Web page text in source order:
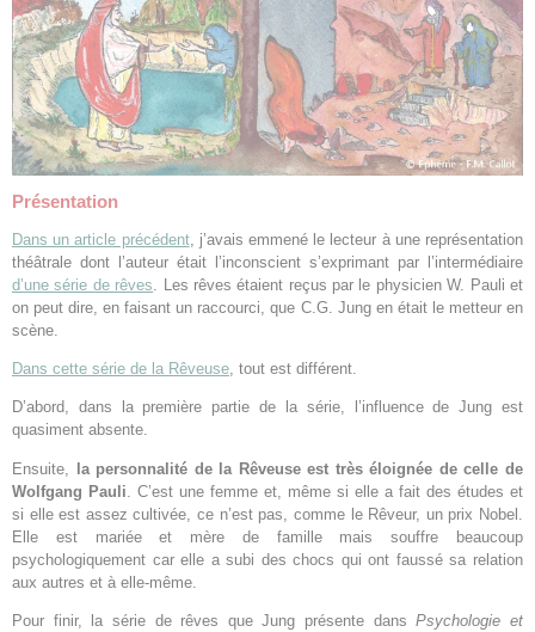
Présentation
Dans un article précédent, j’avais emmené le lecteur à une représentation
théâtrale dont l’auteur était l’inconscient s’exprimant par l’intermédiaire
d’une série de rêves . Les rêves étaient reçus par le physicien W. Pauli et
on peut dire, en faisant un raccourci, que C.G. Jung en était le metteur en
scène.
Dans cette série de la Rêveuse, tout est différent.
D’abord, dans la première partie de la série, l’influence de Jung est
quasiment absente.
Ensuite,
la personnalité de la Rêveuse est très éloignée de celle de
Wolfgang Pauli . C’est une femme et, même si elle a fait des études et
si elle est assez cultivée, ce n’est pas, comme le Rêveur, un prix Nobel.
Elle est mariée et mère de famille mais souffre beaucoup
psychologiquement car elle a subi des chocs qui ont faussé sa relation
aux autres et à elle-même.
Pour finir, la série de rêves que Jung présente dans Psychologie et